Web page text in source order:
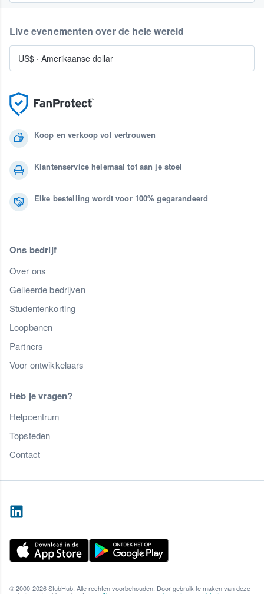
Koop en verkoop vol vertrouwen
Klantenservice helemaal tot aan je stoel
Elke bestelling wordt voor 100% gegarandeerd
Ons bedrijf
Over ons
Gelieerde bedrijven
Studentenkorting
Loopbanen
Partners
Voor ontwikkelaars
Heb je vragen?
Helpcentrum
Topsteden
Contact
Live evenementen over de hele wereld
US$ · Amerikaanse dollar
© 2000-2026 StubHub. Alle rechten voorbehouden. Door gebruik te maken van deze